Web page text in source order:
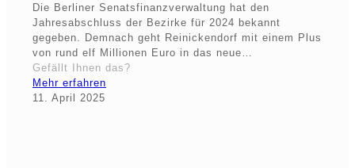
Die Berliner Senatsfinanzverwaltung hat den
Jahresabschluss der Bezirke für 2024 bekannt
gegeben. Demnach geht Reinickendorf mit einem Plus
von rund elf Millionen Euro in das neue…
Gefällt Ihnen das?
Mehr erfahren
11. April 2025